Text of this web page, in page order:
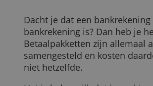
De keuze voor je
daarmee een van jouw
bijdragen aan de
betere en gezonde